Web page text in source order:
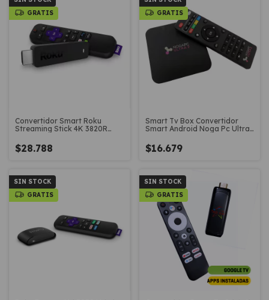
GRATIS
Convertidor Smart Roku
Streaming Stick 4K 3820R
$28.788
GRATIS
Smart Tv Box Convertidor
Smart Android Noga Pc Ultra
$16.679
SIN STOCK
GRATIS
SIN STOCK
GRATIS